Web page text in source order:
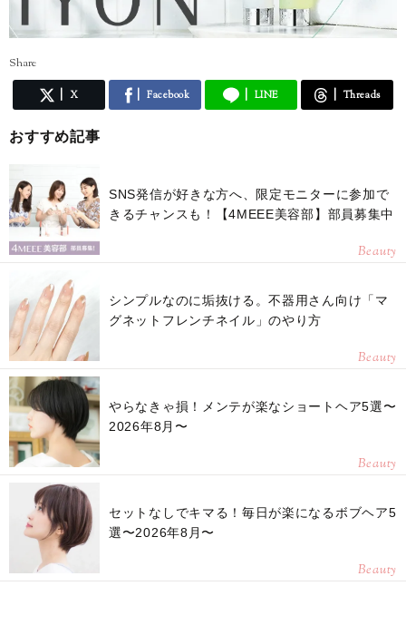
Share
X Facebook LINE Threads
おすすめ記事
SNS発信が好きな方へ、限定モニターに参加で
きるチャンスも！【4MEEE美容部】部員募集中
Beauty
シンプルなのに垢抜ける。不器用さん向け「マ
グネットフレンチネイル」のやり方
Beauty
やらなきゃ損！メンテが楽なショートヘア5選〜
2026年8月〜
Beauty
セットなしでキマる！毎日が楽になるボブヘア5
選〜2026年8月〜
Beauty